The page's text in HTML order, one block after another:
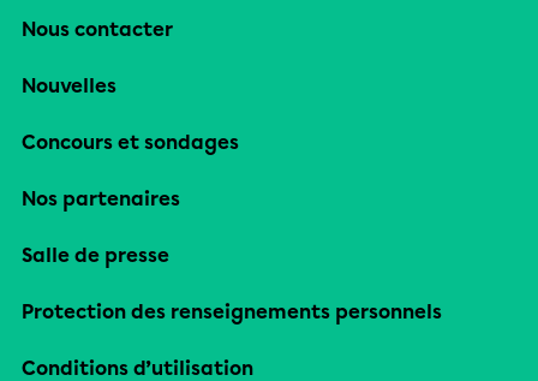
Nous contacter
Nouvelles
Concours et sondages
Nos partenaires
Salle de presse
Protection des renseignements personnels
Conditions d’utilisation